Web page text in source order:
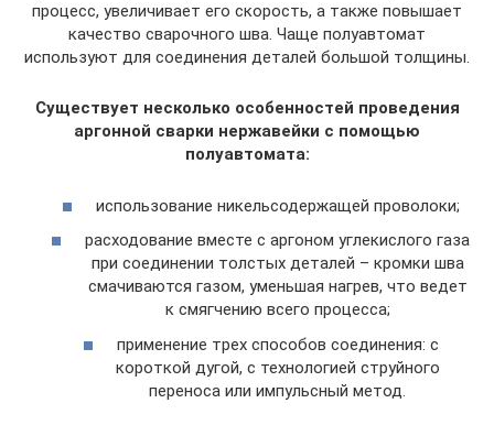
процесс, увеличивает его скорость, а также повышает
качество сварочного шва. Чаще полуавтомат
используют для соединения деталей большой толщины.
Существует несколько особенностей проведения
аргонной сварки нержавейки с помощью
полуавтомата:
использование никельсодержащей проволоки;
расходование вместе с аргоном углекислого газа
при соединении толстых деталей – кромки шва
смачиваются газом, уменьшая нагрев, что ведет
к смягчению всего процесса;
применение трех способов соединения: с
короткой дугой, с технологией струйного
переноса или импульсный метод.